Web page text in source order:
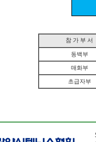
참 가 부 서
동백부
매화부
초급자부